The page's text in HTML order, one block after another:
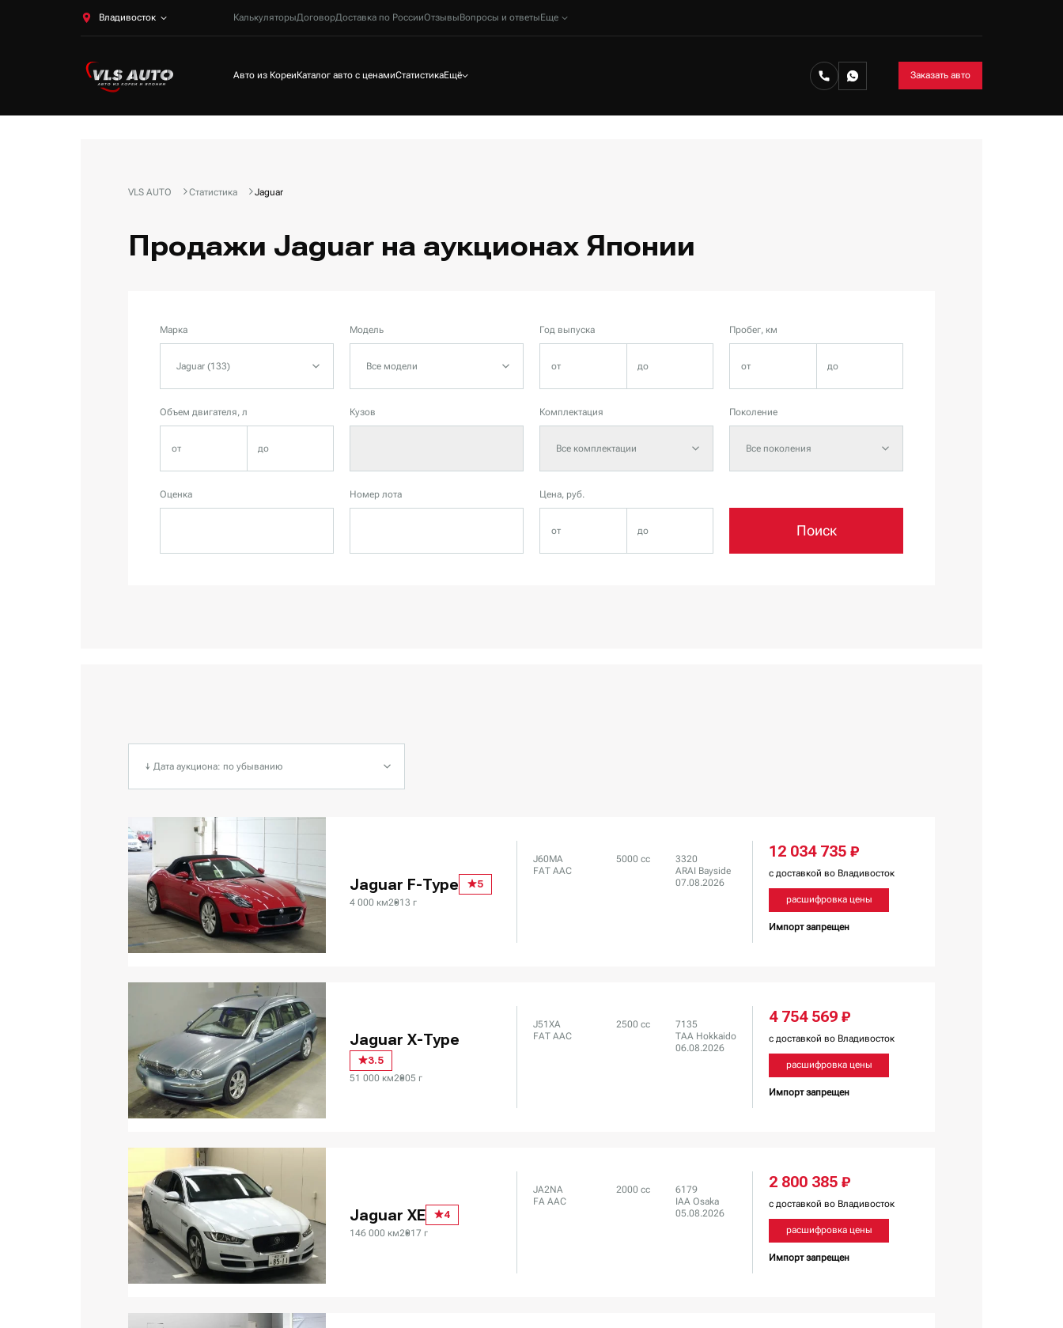
Владивосток КалькуляторыДоговорДоставка по РоссииОтзывыВопросы и ответыЕще
Авто из КореиКаталог авто с ценамиСтатистикаЕщё Заказать авто
VLS AUTO Статистика Jaguar
Продажи Jaguar на аукционах Японии
Марка
Jaguar (133)
Модель
Все модели
Год выпуска Пробег, км
Объем двигателя, л Кузов Комплектация
Все комплектации
Поколение
Все поколения
Оценка Номер лота Цена, руб.
Поиск
↓ Дата аукциона: по убыванию
Jaguar F-Type
5
4 000 км2013 г
J60MA
FAT AAC
5000 сс
3320
ARAI Bayside
07.08.2026
12 034 735 ₽
с доставкой во Владивосток
расшифровка цены
Импорт запрещен
Jaguar X-Type
3.5
51 000 км2005 г
J51XA
FAT AAC
2500 сс
7135
TAA Hokkaido
06.08.2026
4 754 569 ₽
с доставкой во Владивосток
расшифровка цены
Импорт запрещен
Jaguar XE
4
146 000 км2017 г
JA2NA
FA AAC
2000 сс
6179
IAA Osaka
05.08.2026
2 800 385 ₽
с доставкой во Владивосток
расшифровка цены
Импорт запрещен